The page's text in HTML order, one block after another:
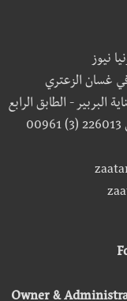
نيوز
غسان الزعتري
البربير - الطابق الرابع